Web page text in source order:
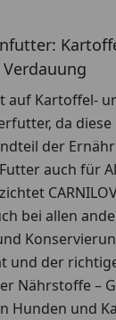
auf Kartoffel-
da diese
der
auch für
bei allen
und der
Nährstoffe –
Hunden und